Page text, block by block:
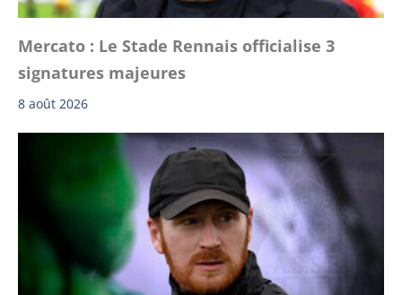
Mercato : Le Stade Rennais officialise 3
signatures majeures
8 août 2026